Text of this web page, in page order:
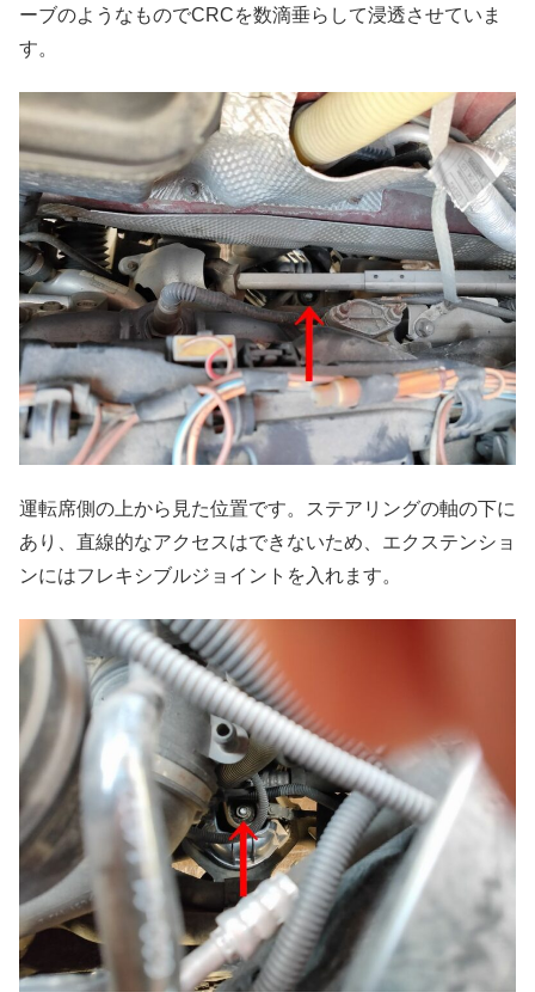
ーブのようなものでCRCを数滴垂らして浸透させていま
す。
運転席側の上から見た位置です。ステアリングの軸の下に
あり、直線的なアクセスはできないため、エクステンショ
ンにはフレキシブルジョイントを入れます。